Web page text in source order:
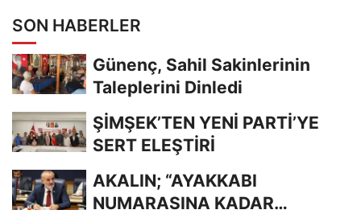
SON HABERLER
Günenç, Sahil Sakinlerinin
Taleplerini Dinledi
ŞİMŞEK’TEN YENİ PARTİ’YE
SERT ELEŞTİRİ
AKALIN; “AYAKKABI
NUMARASINA KADAR